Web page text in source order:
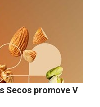
Secos promove V